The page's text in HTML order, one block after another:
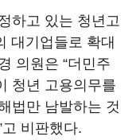
하고 있는 청년고
대기업들로 확대
의원은 “더민주
청년 고용의무를
법만 남발하는 것
비판했다.